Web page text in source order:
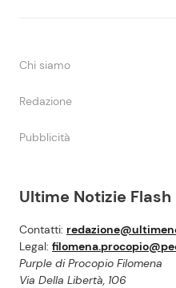
Ultime Notizie Flash
Contatti:
Legal:
Purple di Procopio Filomena
Via Della Libertà, 106
Chi siamo
Redazione
Pubblicità